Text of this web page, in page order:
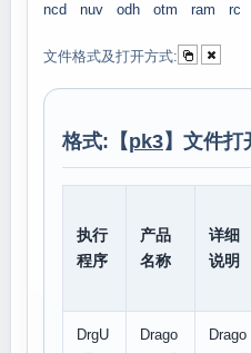
ncd
nuv odh otm ram rc
文件格式及打开方式:
格式:【pk3】文件打
执行
程序
产品
名称
详细
说明
DrgU
Drago
Drago